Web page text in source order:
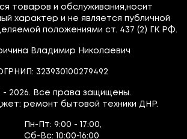
товаров и обслуживания,носит
характер и не является публичной
положениями ст. 437 (2) ГК РФ.
Владимир Николаевич
323930100279492
- 2026. Все права защищены.
ремонт бытовой техники ДНР.
Пн-Пт: 9:00 - 17:00,
Сб-Вс: 10:00-16:00